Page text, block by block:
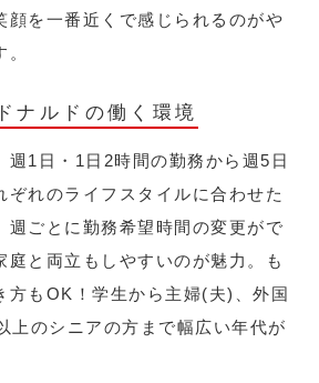
顔を一番近くで感じられるのがや
ナルドの働く環境
週1日・1日2時間の勤務から週5日
ぞれのライフスタイルに合わせた
週ごとに勤務希望時間の変更がで
庭と両立もしやすいのが魅力。も
方もOK！学生から主婦(夫)、外国
上のシニアの方まで幅広い年代が